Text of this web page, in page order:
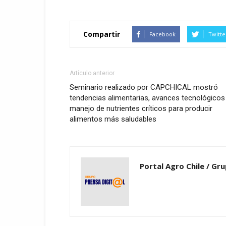
Compartir Facebook
Artículo anterior
Seminario realizado por CAPCHICAL mostró
tendencias alimentarias, avances
manejo de nutrientes críticos para producir
alimentos más saludables
Portal Agro Chile /